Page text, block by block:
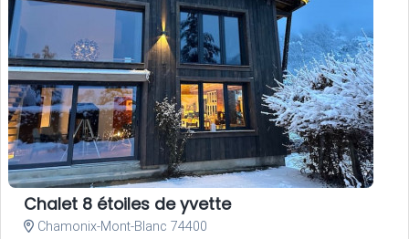
Chalet 8 étoiles de yvette
Chamonix-Mont-Blanc 74400